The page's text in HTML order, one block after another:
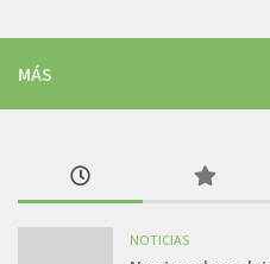
MÁS
NOTICIAS